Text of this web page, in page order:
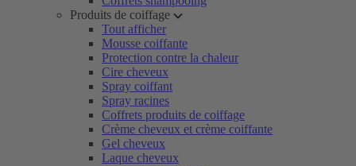
Produits de coiffage
Tout afficher
Mousse coiffante
Protection contre la chaleur
Cire cheveux
Spray coiffant
Spray racines
Coffrets produits de coiffage
Crème cheveux et crème coiffante
Gel cheveux
Laque cheveux